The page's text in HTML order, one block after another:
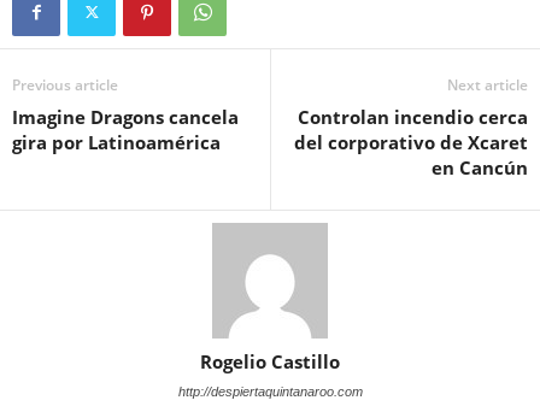
Previous article
Imagine Dragons cancela
gira por Latinoamérica
Next article
Controlan incendio cerca
del corporativo de Xcaret
en Cancún
Rogelio Castillo
http://despiertaquintanaroo.com